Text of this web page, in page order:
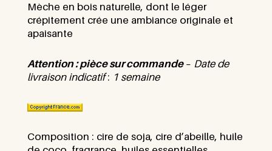
Mèche en bois naturelle, dont le léger
crépitement crée une ambiance originale et
apaisante
Attention: pièce sur commande– Date de
livraison indicatif: 1 semaine
Composition : cire de soja, cire d’abeille, huile